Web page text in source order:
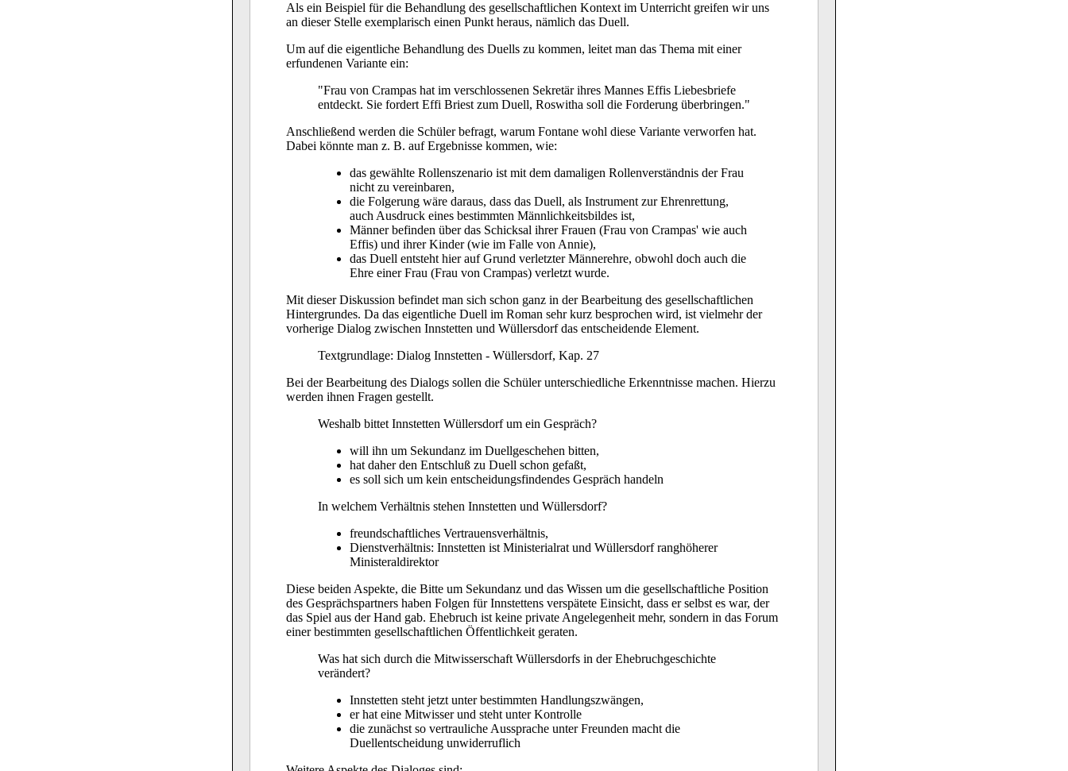
Als ein Beispiel für die Behandlung des gesellschaftlichen Kontext im Unterricht greifen wir uns
an dieser Stelle exemplarisch einen Punkt heraus, nämlich das Duell.
Um auf die eigentliche Behandlung des Duells zu kommen, leitet man das Thema mit einer
erfundenen Variante ein:
"Frau von Crampas hat im verschlossenen Sekretär ihres Mannes Effis Liebesbriefe
entdeckt. Sie fordert Effi Briest zum Duell, Roswitha soll die Forderung überbringen."
Anschließend werden die Schüler befragt, warum Fontane wohl diese Variante verworfen hat.
Dabei könnte man z. B. auf Ergebnisse kommen, wie:
das gewählte Rollenszenario ist mit dem damaligen Rollenverständnis der Frau
nicht zu vereinbaren,
die Folgerung wäre daraus, dass das Duell, als Instrument zur Ehrenrettung,
auch Ausdruck eines bestimmten Männlichkeitsbildes ist,
Männer befinden über das Schicksal ihrer Frauen (Frau von Crampas' wie auch
Effis) und ihrer Kinder (wie im Falle von Annie),
das Duell entsteht hier auf Grund verletzter Männerehre, obwohl doch auch die
Ehre einer Frau (Frau von Crampas) verletzt wurde.
Mit dieser Diskussion befindet man sich schon ganz in der Bearbeitung des gesellschaftlichen
Hintergrundes. Da das eigentliche Duell im Roman sehr kurz besprochen wird, ist vielmehr der
vorherige Dialog zwischen Innstetten und Wüllersdorf das entscheidende Element.
Textgrundlage: Dialog Innstetten - Wüllersdorf, Kap. 27
Bei der Bearbeitung des Dialogs sollen die Schüler unterschiedliche Erkenntnisse machen. Hierzu
werden ihnen Fragen gestellt.
Weshalb bittet Innstetten Wüllersdorf um ein Gespräch?
will ihn um Sekundanz im Duellgeschehen bitten,
hat daher den Entschluß zu Duell schon gefaßt,
es soll sich um kein entscheidungsfindendes Gespräch handeln
In welchem Verhältnis stehen Innstetten und Wüllersdorf?
freundschaftliches Vertrauensverhältnis,
Dienstverhältnis: Innstetten ist Ministerialrat und Wüllersdorf ranghöherer
Ministeraldirektor
Diese beiden Aspekte, die Bitte um Sekundanz und das Wissen um die gesellschaftliche Position
des Gesprächspartners haben Folgen für Innstettens verspätete Einsicht, dass er selbst es war, der
das Spiel aus der Hand gab. Ehebruch ist keine private Angelegenheit mehr, sondern in das Forum
einer bestimmten gesellschaftlichen Öffentlichkeit geraten.
Was hat sich durch die Mitwisserschaft Wüllersdorfs in der Ehebruchgeschichte
verändert?
Innstetten steht jetzt unter bestimmten Handlungszwängen,
er hat eine Mitwisser und steht unter Kontrolle
die zunächst so vertrauliche Aussprache unter Freunden macht die
Duellentscheidung unwiderruflich